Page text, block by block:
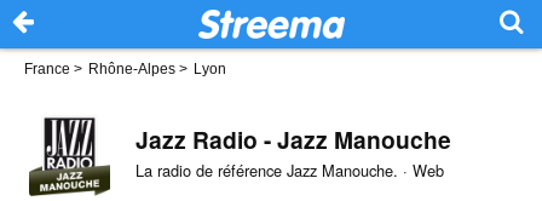
France > Rhône-Alpes > Lyon
Jazz Radio - Jazz Manouche
La radio de référence Jazz Manouche. · Web